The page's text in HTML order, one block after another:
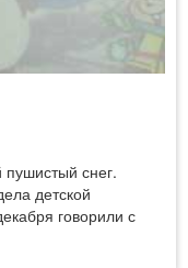
снег.
детской
говорили с